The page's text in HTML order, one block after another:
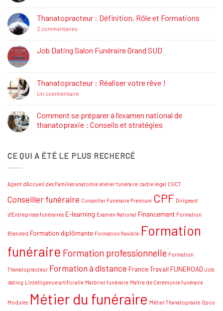
La
Réglementation
Funéraire
Thanatopracteur : Définition, Rôle et Formations
2 commentairessur
Définition,
Rôle
Job Dating Salon Funéraire Grand SUD
Job
Dating
Salon
SUD
Thanatopracteur : Réaliser votre rêve !
Un commentairesur
Réaliser
votre
rêve
Comment se préparer à l’examen national de
thanatopraxie : Conseils et stratégies
Comment
se
national
thanatopraxie
Conseils
CE QUI A ÉTÉ LE PLUS RECHERCÉ
Agent d'Accueil des Familles anatomie atelier funéraire cadre légal CGCT
Conseiller funéraire Conseiller Funéraire Premium CPF Dirigeant
d'Entreprises funéraires E-learning Examen National Financement Formation
Blended Formation diplômante Formation flexible Formation
funéraire Formation professionnelle Formation
Thanatopracteur Formation à distance France Travail FUNEROAD Job
dating L'intelligence artificielle Marbrier funéraire Maître de Cérémonie funéraire
Modules Métier du funéraire Métier Thanatopraxie Opco